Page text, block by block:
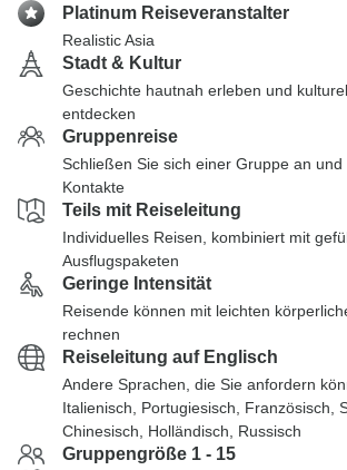
Platinum Reiseveranstalter
Realistic Asia
Stadt & Kultur
Geschichte hautnah erleben und
entdecken
Gruppenreise
Schließen Sie sich einer Gruppe an
Kontakte
Teils mit Reiseleitung
Individuelles Reisen, kombiniert mit
Ausflugspaketen
Geringe Intensität
Reisende können mit leichten
rechnen
Reiseleitung auf Englisch
Andere Sprachen, die Sie anfordern
Italienisch, Portugiesisch, Französisch,
Chinesisch, Holländisch, Russisch
Gruppengröße 1 - 15